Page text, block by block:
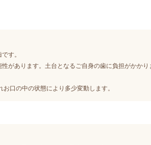
す。
があります。 土台となるご自身の歯に負担がかかり
口の中の状態により多少変動します。